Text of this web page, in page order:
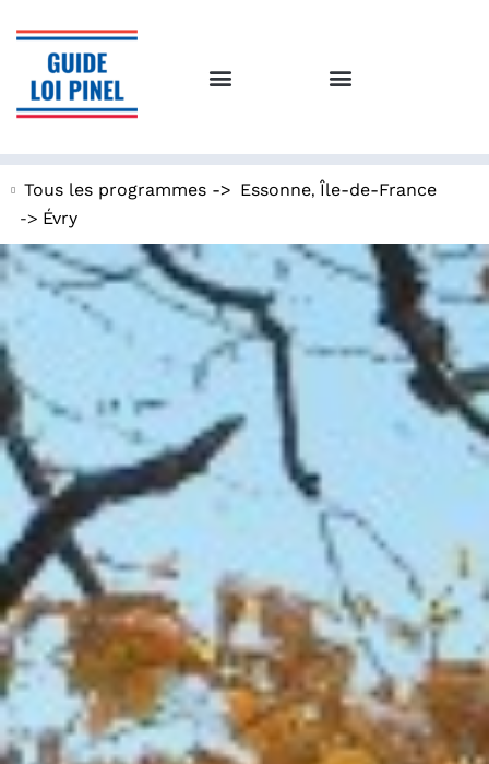
Tous les programmes -> Essonne, Île-de-France
-> Évry